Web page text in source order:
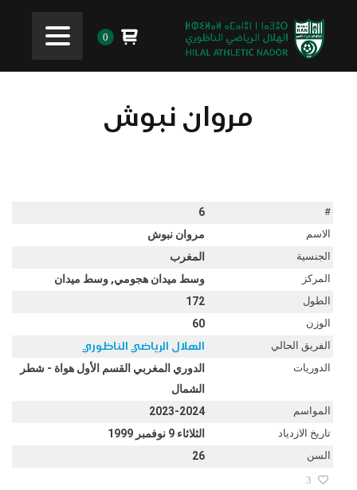
0
مروان نبوش
#
6
الاسم مروان نبوش
الجنسية المغرب
المركز وسط ميدان هجومي, وسط ميدان
الطول 172
الوزن 60
الفريق الحالي الهلال الرياضي الناظوري
الدوريات
الدوري المغربي القسم الأول هواة - شطر
الشمال
المواسم 2023-2024
تاريخ الازدياد الثلاثاء 9 نوفمبر 1999
السن 26
3